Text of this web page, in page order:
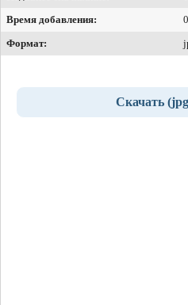
Время добавления:
Формат:
Скачать